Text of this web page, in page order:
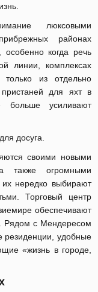
люксовыми
районах
когда речь
линии, комплексах
из отдельно
для яхт в
усиливают
досуга.
своими новыми
также огромными
их нередко выбирают
Торговый центр
обеспечивают
Рядом с Мендересом
резиденции, удобные
«жизнь в городе,